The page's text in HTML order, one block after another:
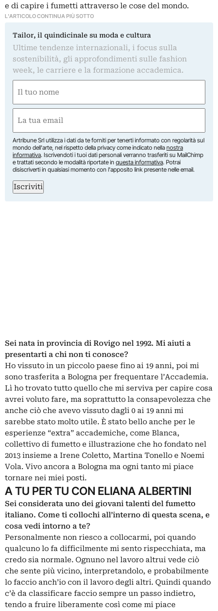
e di capire i fumetti attraverso le cose del mondo.
L'ARTICOLO CONTINUA PIÙ SOTTO
Tailor, il quindicinale su moda e cultura
Ultime tendenze internazionali, i focus sulla
sostenibilità, gli approfondimenti sulle fashion
week, le carriere e la formazione accademica.
(Required)
First
(Required)
Artribune Srl utilizza i dati da te forniti per tenerti informato con regolarità sul
mondo dell'arte, nel rispetto della privacy come indicato nella nostra
informativa. Iscrivendoti i tuoi dati personali verranno trasferiti su MailChimp
e trattati secondo le modalità riportate in questa informativa. Potrai
disiscriverti in qualsiasi momento con l'apposito link presente nelle email.
Iscriviti
Sei nata in provincia di Rovigo nel 1992. Mi aiuti a
presentarti a chi non ti conosce?
Ho vissuto in un piccolo paese fino ai 19 anni, poi mi
sono trasferita a Bologna per frequentare l’Accademia.
Lì ho trovato tutto quello che mi serviva per capire cosa
avrei voluto fare, ma soprattutto la consapevolezza che
anche ciò che avevo vissuto dagli 0 ai 19 anni mi
sarebbe stato molto utile. È stato bello anche per le
esperienze “extra” accademiche, come Blanca,
collettivo di fumetto e illustrazione che ho fondato nel
2013 insieme a Irene Coletto, Martina Tonello e Noemi
Vola. Vivo ancora a Bologna ma ogni tanto mi piace
tornare nei miei posti.
A TU PER TU CON ELIANA ALBERTINI
Sei considerata uno dei giovani talenti del fumetto
italiano. Come ti collochi all’interno di questa scena, e
cosa vedi intorno a te?
Personalmente non riesco a collocarmi, poi quando
qualcuno lo fa difficilmente mi sento rispecchiata, ma
credo sia normale. Ognuno nel lavoro altrui vede ciò
che sente più vicino, interpretandolo, e probabilmente
lo faccio anch’io con il lavoro degli altri. Quindi quando
c’è da classificare faccio sempre un passo indietro,
tendo a fruire liberamente così come mi piace